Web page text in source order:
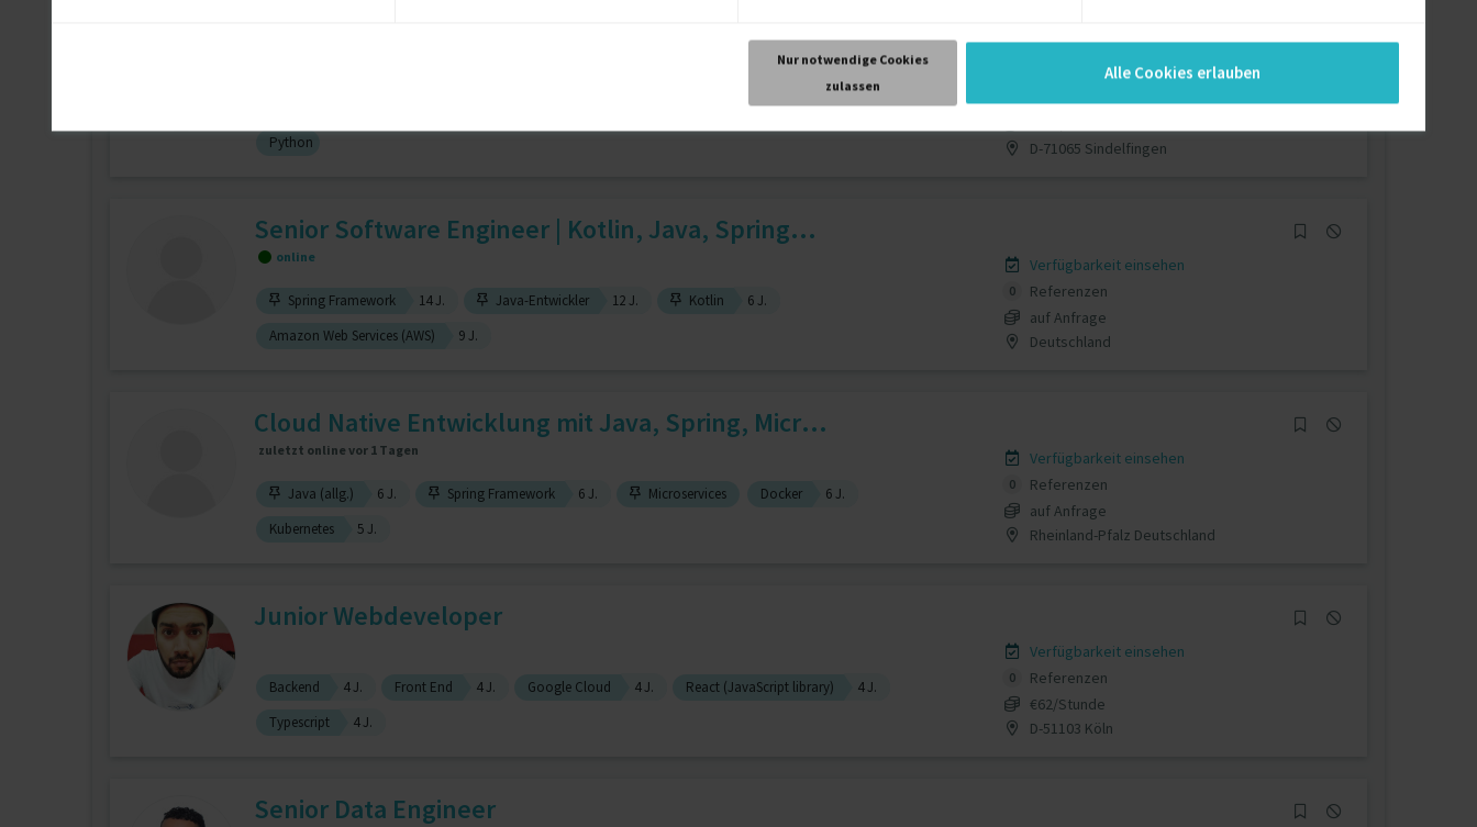
Nur notwendige Cookies
zulassen
Alle Cookies erlauben
DevOps & MLOps Engineer · AWS · Azure · Helpin...
MLOps 4 J.
Microsoft Azure
Python
Verfügbarkeit einsehen
D-71065 Sindelfingen
Senior Software Engineer | Kotlin, Java, Spring...
online
Spring Framework 14 J. Java-Entwickler 12 J. Kotlin
6 J.
Amazon Web Services (AWS)
9 J.
Verfügbarkeit einsehen
0
Referenzen
auf Anfrage
Deutschland
Cloud Native Entwicklung mit Java, Spring, Micr...
zuletzt online vor 1 Tagen
Java (allg.) 6 J. Spring Framework 6 J. Microservices Docker
6 J.
Kubernetes
5 J.
Verfügbarkeit einsehen
0
Referenzen
auf Anfrage
Rheinland-Pfalz Deutschland
Junior Webdeveloper
Backend 4 J. Front End 4 J. Google Cloud 4 J. React (JavaScript library)
4 J.
Typescript
4 J.
Verfügbarkeit einsehen
0
Referenzen
€62/Stunde
D-51103 Köln
Senior Data Engineer